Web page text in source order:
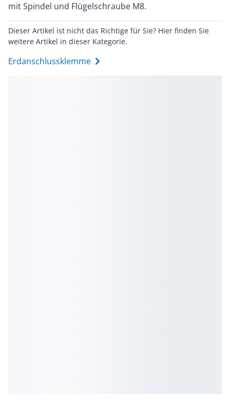
mit Spindel und Flügelschraube M8.
Dieser Artikel ist nicht das Richtige für Sie? Hier finden Sie
weitere Artikel in dieser Kategorie.
Erdanschlussklemme